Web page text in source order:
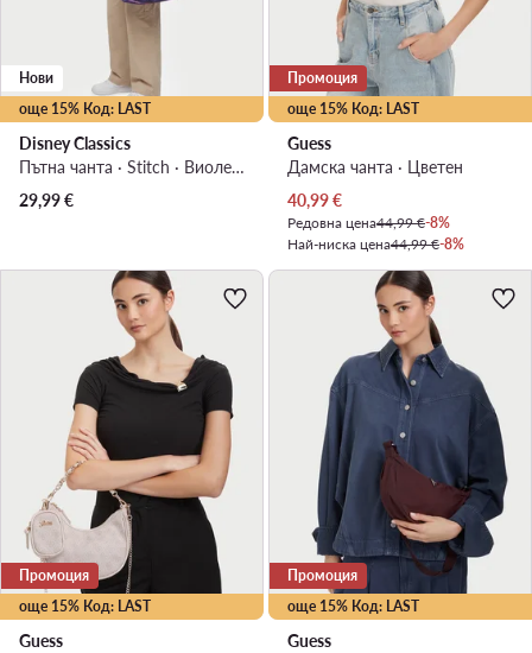
още 15% Код: LAST
Нови
Disney Classics
Пътна чанта · Stitch · Виолетов
29,99€
още 15% Код: LAST
Промоция
Guess
Дамска чанта · Цветен
Актуална цена
40,99€
Редовна цена44,99 €-8%
Най-ниска цена44,99 €-8%
още 15% Код: LAST
Промоция
Guess
още 15% Код: LAST
Промоция
Guess